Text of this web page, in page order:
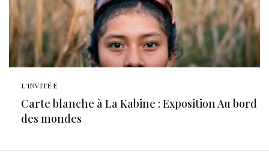
L'INVITÉ·E
Carte blanche à La Kabine : Exposition Au bord
des mondes